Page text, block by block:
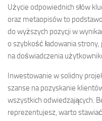
Użycie odpowiednich słów
oraz metaopisów to
do wyższych pozycji w
o szybkość ładowania
na doświadczenia
Inwestowanie w solidny
szanse na pozyskanie
wszystkich odwiedzających.
reprezentujesz, warto